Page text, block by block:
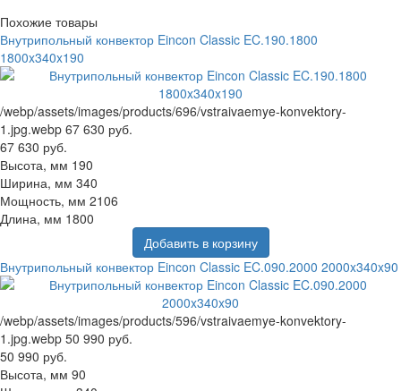
Похожие товары
Внутрипольный конвектор Eincon Classic EC.190.1800
1800x340x190
/webp/assets/images/products/696/vstraivaemye-konvektory-
1.jpg.webp 67 630 руб.
67 630 руб.
Высота, мм 190
Ширина, мм 340
Мощность, мм 2106
Длина, мм 1800
Добавить в корзину
Внутрипольный конвектор Eincon Classic EC.090.2000 2000x340x90
/webp/assets/images/products/596/vstraivaemye-konvektory-
1.jpg.webp 50 990 руб.
50 990 руб.
Высота, мм 90